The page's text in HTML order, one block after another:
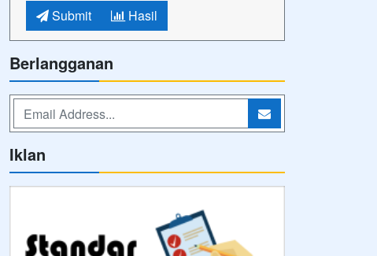
Submit Hasil
Berlangganan
Iklan